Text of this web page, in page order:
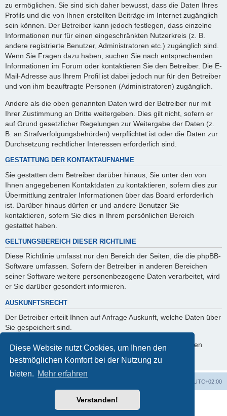
Diese Website nutzt Cookies, um Ihnen den
bestmöglichen Komfort bei der Nutzung zu
bieten. Mehr erfahren
Verstanden!
zu ermöglichen. Sie sind sich daher bewusst, dass die Daten Ihres
Profils und die von Ihnen erstellten Beiträge im Internet zugänglich
sein können. Der Betreiber kann jedoch festlegen, dass einzelne
Informationen nur für einen eingeschränkten Nutzerkreis (z. B.
andere registrierte Benutzer, Administratoren etc.) zugänglich sind.
Wenn Sie Fragen dazu haben, suchen Sie nach entsprechenden
Informationen im Forum oder kontaktieren Sie den Betreiber. Die E-
Mail-Adresse aus Ihrem Profil ist dabei jedoch nur für den Betreiber
und von ihm beauftragte Personen (Administratoren) zugänglich.
Andere als die oben genannten Daten wird der Betreiber nur mit
Ihrer Zustimmung an Dritte weitergeben. Dies gilt nicht, sofern er
auf Grund gesetzlicher Regelungen zur Weitergabe der Daten (z.
B. an Strafverfolgungsbehörden) verpflichtet ist oder die Daten zur
Durchsetzung rechtlicher Interessen erforderlich sind.
GESTATTUNG DER KONTAKTAUFNAHME
Sie gestatten dem Betreiber darüber hinaus, Sie unter den von
Ihnen angegebenen Kontaktdaten zu kontaktieren, sofern dies zur
Übermittlung zentraler Informationen über das Board erforderlich
ist. Darüber hinaus dürfen er und andere Benutzer Sie
kontaktieren, sofern Sie dies in Ihrem persönlichen Bereich
gestattet haben.
GELTUNGSBEREICH DIESER RICHTLINIE
Diese Richtlinie umfasst nur den Bereich der Seiten, die die phpBB-
Software umfassen. Sofern der Betreiber in anderen Bereichen
seiner Software weitere personenbezogene Daten verarbeitet, wird
er Sie darüber gesondert informieren.
AUSKUNFTSRECHT
Der Betreiber erteilt Ihnen auf Anfrage Auskunft, welche Daten über
Sie gespeichert sind.
Sie können jederzeit die Löschung bzw. Sperrung Ihrer Daten
verlangen. Kontaktieren Sie hierzu bitte den Betreiber.
UTC+02:00
Powered byphpBB® Forum Software © phpBB Limited
phpBB.de